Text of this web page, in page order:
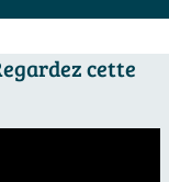
cette